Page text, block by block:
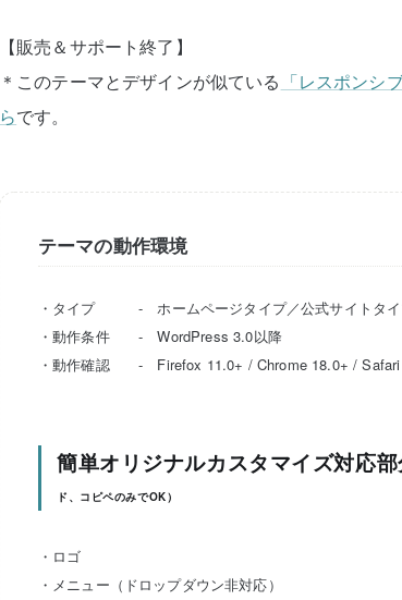
【販売＆サポート終了】
＊このテーマとデザインが似ている 「レスポンシ
らです。
テーマの動作環境
・タイプ - ホームページタイプ／公式サイトタ
・動作条件 - WordPress 3.0以降
・動作確認 - Firefox 11.0+ / Chrome 18.0+ / Safari
簡単オリジナルカスタマイズ対応
ド、コピペのみでOK）
・ロゴ
・メニュー（ドロップダウン非対応）